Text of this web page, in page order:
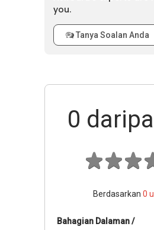
you.
Tanya Soalan Anda
0
Berdasarkan 0
Bahagian Dalaman /